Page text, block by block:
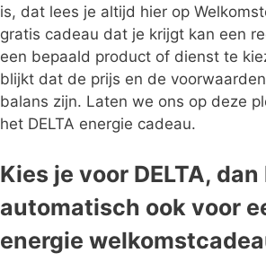
is, dat lees je altijd hier op
gratis cadeau dat je krijgt kan een
een bepaald product of dienst te
blijkt dat de prijs en de
balans zijn. Laten we ons op deze
het DELTA energie cadeau.
Kies je voor DELTA,
automatisch ook voor
energie